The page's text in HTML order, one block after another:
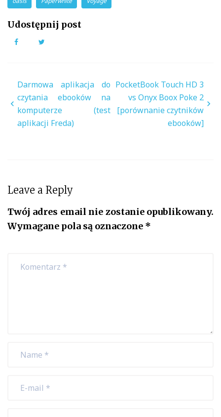
Udostępnij post
Facebook
Nawigacja
wpisu
Darmowa aplikacja do
czytania ebooków na
komputerze (test
aplikacji Freda)
PocketBook Touch HD 3
vs Onyx Boox Poke 2
[porównanie czytników
ebooków]
Leave a Reply
Twój adres email nie zostanie opublikowany.
Wymagane pola są oznaczone *